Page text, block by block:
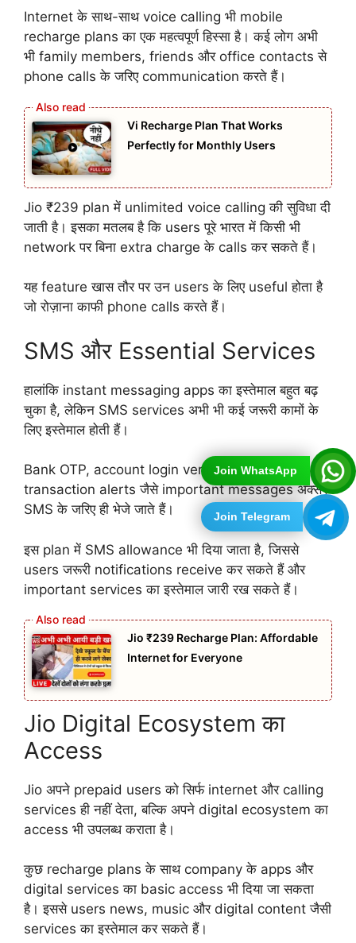
Join WhatsApp
Join Telegram
Internet के साथ-साथ voice calling भी mobile
recharge plans का एक महत्वपूर्ण हिस्सा है। कई लोग अभी
भी family members, friends और office contacts से
phone calls के जरिए communication करते हैं।
Vi Recharge Plan That Works
Perfectly for Monthly Users
Jio ₹239 plan में unlimited voice calling की सुविधा दी
जाती है। इसका मतलब है कि users पूरे भारत में किसी भी
network पर बिना extra charge के calls कर सकते हैं।
यह feature खास तौर पर उन users के लिए useful होता है
जो रोज़ाना काफी phone calls करते हैं।
SMS और Essential Services
हालांकि instant messaging apps का इस्तेमाल बहुत बढ़
चुका है, लेकिन SMS services अभी भी कई जरूरी कामों के
लिए इस्तेमाल होती हैं।
Bank OTP, account login verification और
transaction alerts जैसे important messages अक्सर
SMS के जरिए ही भेजे जाते हैं।
इस plan में SMS allowance भी दिया जाता है, जिससे
users जरूरी notifications receive कर सकते हैं और
important services का इस्तेमाल जारी रख सकते हैं।
Jio ₹239 Recharge Plan: Affordable
Internet for Everyone
Jio Digital Ecosystem का
Access
Jio अपने prepaid users को सिर्फ internet और calling
services ही नहीं देता, बल्कि अपने digital ecosystem का
access भी उपलब्ध कराता है।
कुछ recharge plans के साथ company के apps और
digital services का basic access भी दिया जा सकता
है। इससे users news, music और digital content जैसी
services का इस्तेमाल कर सकते हैं।